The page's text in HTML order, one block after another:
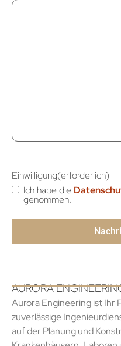
Einwilligung(erforderlich)
Ich habe die
genommen.
AURORA
Aurora Engineering ist Ihr
zuverlässige
auf der Planung und